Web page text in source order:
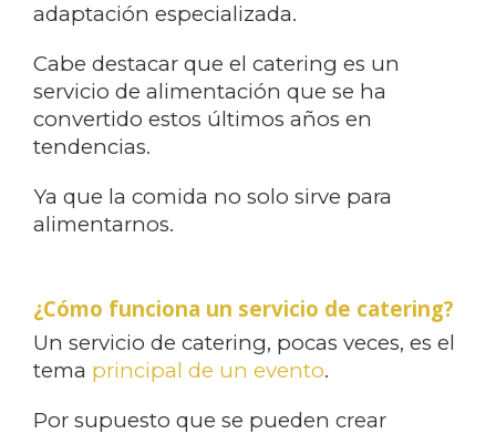
adaptación especializada.
Cabe destacar que el catering es un
servicio de alimentación que se ha
convertido estos últimos años en
tendencias.
Ya que la comida no solo sirve para
alimentarnos.
¿Cómo funciona un servicio de catering?
Un servicio de catering, pocas veces, es el
tema principal de un evento.
Por supuesto que se pueden crear